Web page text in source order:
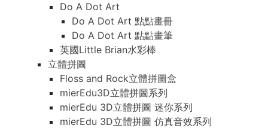
Do A Dot Art
Do A Dot Art 點點畫冊
Do A Dot Art 點點畫筆
英國Little Brian水彩棒
立體拼圖
Floss and Rock立體拼圖盒
mierEdu3D立體拼圖系列
mierEdu 3D立體拼圖 迷你系列
mierEdu 3D立體拼圖 仿真音效系列